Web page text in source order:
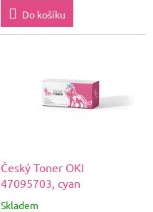
Do košíku
Český Toner OKI
47095703, cyan
Skladem